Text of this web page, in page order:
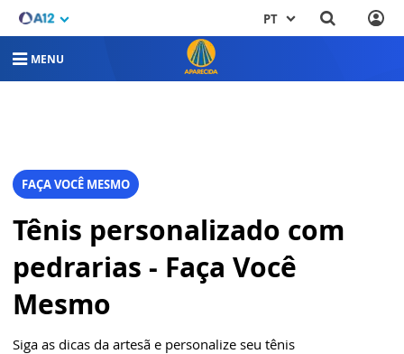
PT
MENU
FAÇA VOCÊ MESMO
Tênis personalizado com
pedrarias - Faça Você
Mesmo
Siga as dicas da artesã e personalize seu tênis